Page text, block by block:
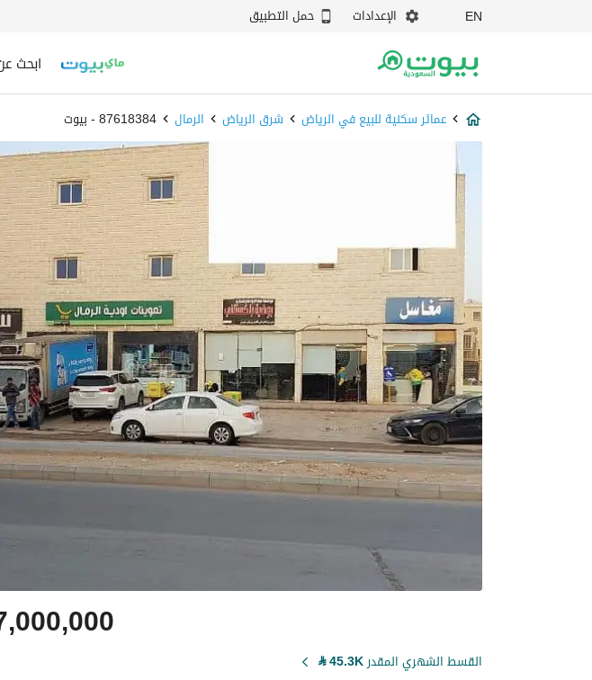
EN الإعدادات حمل التطبيق
ابحث
عمائر سكنية للبيع في الرياض شرق الرياض الرمال 87618384 - بيوت
القسط الشهري المقدر45.3K
⃁